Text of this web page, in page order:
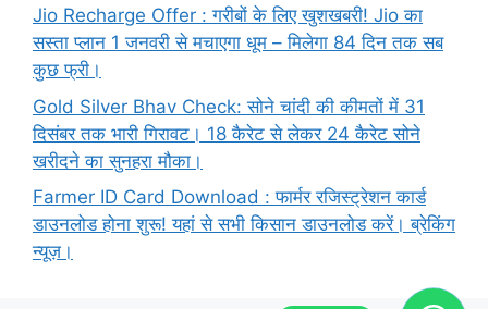
Jio Recharge Offer : गरीबों के लिए खुशखबरी! Jio का
सस्ता प्लान 1 जनवरी से मचाएगा धूम – मिलेगा 84 दिन तक सब
कुछ फ्री।
Gold Silver Bhav Check: सोने चांदी की कीमतों में 31
दिसंबर तक भारी गिरावट। 18 कैरेट से लेकर 24 कैरेट सोने
खरीदने का सुनहरा मौका।
Farmer ID Card Download : फार्मर रजिस्ट्रेशन कार्ड
डाउनलोड होना शुरू! यहां से सभी किसान डाउनलोड करें। ब्रेकिंग
न्यूज़।